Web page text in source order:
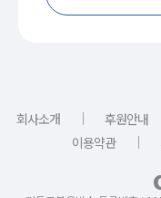
회사소개 ｜ 후원안내
이용약관
｜